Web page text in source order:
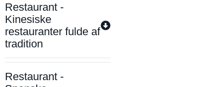
Restaurant -
Kinesiske
restauranter fulde af
tradition
Restaurant -